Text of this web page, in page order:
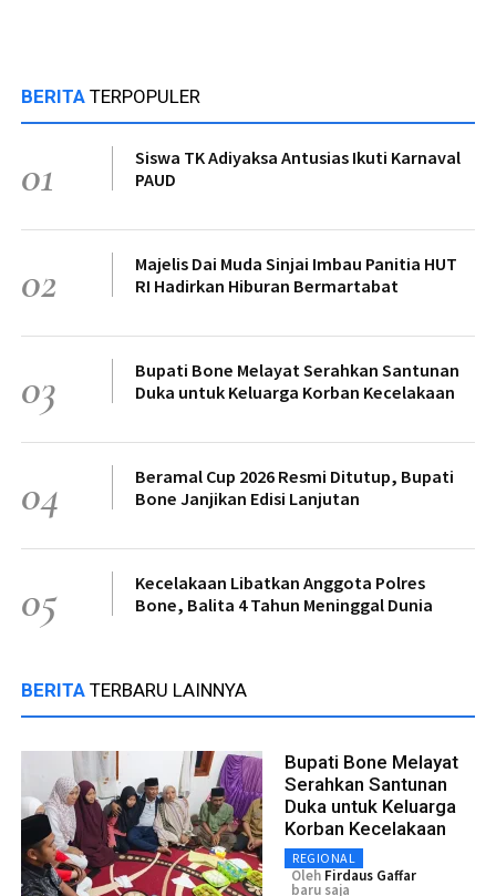
BERITA TERPOPULER
01
Siswa TK Adiyaksa Antusias Ikuti Karnaval
PAUD
02
Majelis Dai Muda Sinjai Imbau Panitia HUT
RI Hadirkan Hiburan Bermartabat
03
Bupati Bone Melayat Serahkan Santunan
Duka untuk Keluarga Korban Kecelakaan
04
Beramal Cup 2026 Resmi Ditutup, Bupati
Bone Janjikan Edisi Lanjutan
05
Kecelakaan Libatkan Anggota Polres
Bone, Balita 4 Tahun Meninggal Dunia
BERITA TERBARU LAINNYA
Bupati Bone Melayat
Serahkan Santunan
Duka untuk Keluarga
Korban Kecelakaan
REGIONAL
Oleh Firdaus Gaffar
baru saja